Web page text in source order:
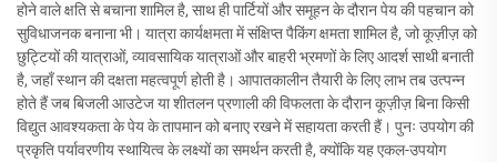
होने वाले क्षति से बचाना शामिल है, साथ ही पार्टियों और समूहन के दौरान पेय की पहचान को
सुविधाजनक बनाना भी। यात्रा कार्यक्षमता में संक्षिप्त पैकिंग क्षमता शामिल है, जो कूज़ीज़ को
छुट्टियों की यात्राओं, व्यावसायिक यात्राओं और बाहरी भ्रमणों के लिए आदर्श साथी बनाती
है, जहाँ स्थान की दक्षता महत्वपूर्ण होती है। आपातकालीन तैयारी के लिए लाभ तब उत्पन्न
होते हैं जब बिजली आउटेज या शीतलन प्रणाली की विफलता के दौरान कूज़ीज़ बिना किसी
विद्युत आवश्यकता के पेय के तापमान को बनाए रखने में सहायता करती हैं। पुनः उपयोग की
प्रकृति पर्यावरणीय स्थायित्व के लक्ष्यों का समर्थन करती है, क्योंकि यह एकल-उपयोग